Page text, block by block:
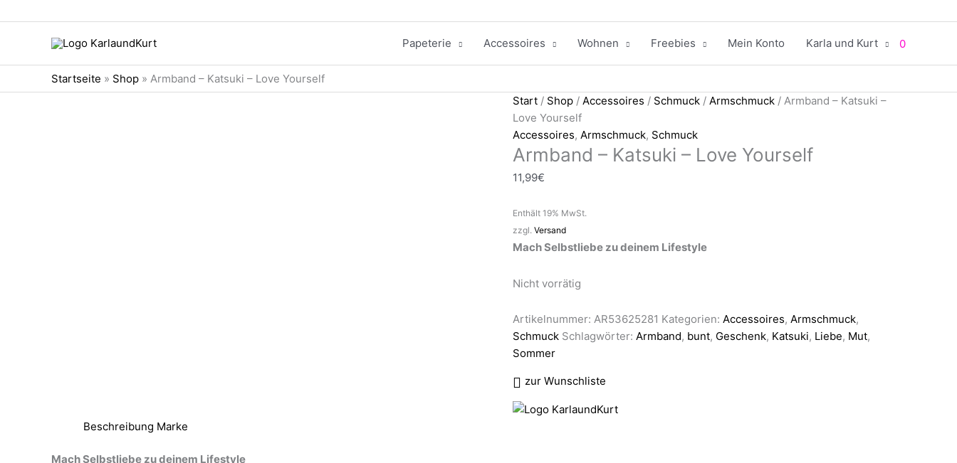
Inhalt
Papeterie Accessoires Wohnen Freebies Mein Konto Karla und Kurt 0
Startseite » Shop » Armband – Katsuki – Love Yourself
Start / Shop / Accessoires / Schmuck / Armschmuck / Armband – Katsuki –
Love Yourself
Accessoires, Armschmuck, Schmuck
Armband – Katsuki – Love Yourself
11,99€
Enthält 19% MwSt.
zzgl. Versand
Mach Selbstliebe zu deinem Lifestyle
Nicht vorrätig
Artikelnummer: AR53625281 Kategorien: Accessoires, Armschmuck,
Schmuck Schlagwörter: Armband, bunt, Geschenk, Katsuki, Liebe, Mut,
Sommer
zur Wunschliste
Beschreibung Marke
Mach Selbstliebe zu deinem Lifestyle